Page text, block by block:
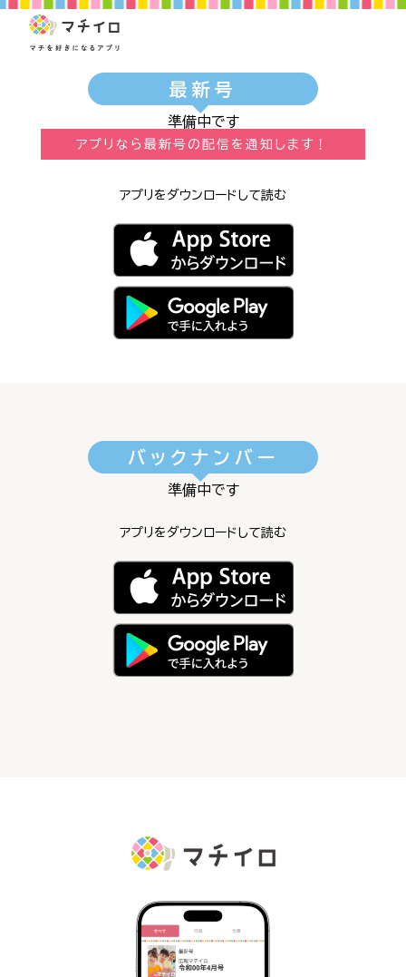
最新号
準備中です
アプリなら最新号の配信を通知します！
アプリをダウンロードして読む
バックナンバー
準備中です
アプリをダウンロードして読む